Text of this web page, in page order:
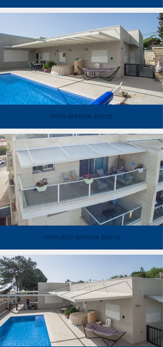
פרגולת אלומיניום תלויה
פרגולת אלומיניום לבנה תלויה